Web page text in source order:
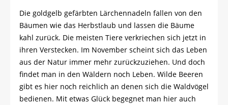
Die goldgelb gefärbten Lärchennadeln fallen von den
Bäumen wie das Herbstlaub und lassen die Bäume
kahl zurück. Die meisten Tiere verkriechen sich jetzt in
ihren Verstecken. Im November scheint sich das Leben
aus der Natur immer mehr zurückzuziehen. Und doch
findet man in den Wäldern noch Leben. Wilde Beeren
gibt es hier noch reichlich an denen sich die Waldvögel
bedienen. Mit etwas Glück begegnet man hier auch